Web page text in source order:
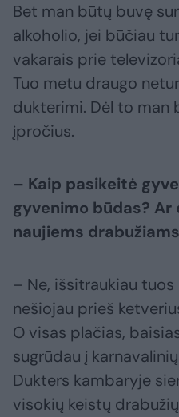
Bet man būtų buvę
alkoholio, jei būčiau
vakarais prie
Tuo metu draugo
dukterimi. Dėl to man
įpročius.
– Kaip pasikeitė
gyvenimo būdas?
naujiems
– Ne, išsitraukiau
nešiojau prieš
O visas plačias,
sugrūdau į
Dukters kambaryje
visokių keistų